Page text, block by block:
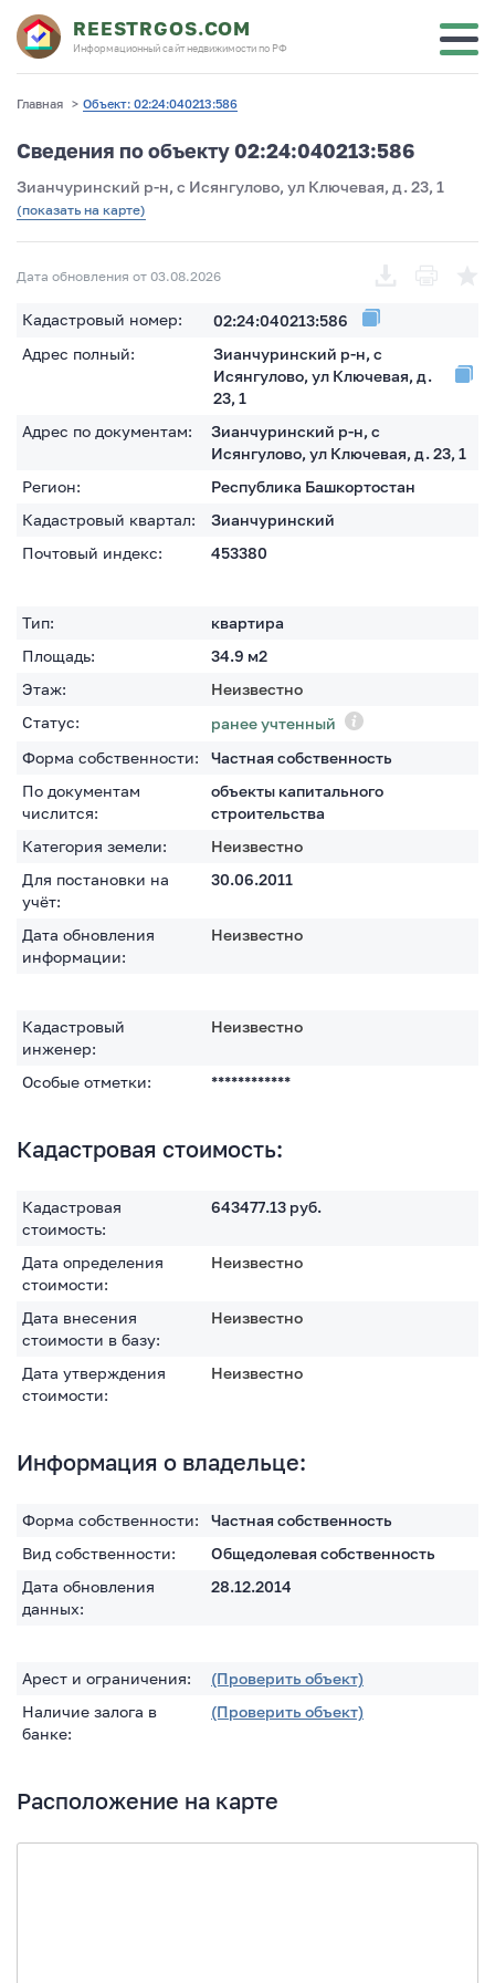
REESTRGOS.COM
Информационный сайт недвижимости по РФ
Главная > Объект: 02:24:040213:586
Сведения по объекту 02:24:040213:586
Зианчуринский р-н, с Исянгулово, ул Ключевая, д. 23, 1
(показать на карте)
Дата обновления от 03.08.2026
Кадастровый номер:
02:24:040213:586
Адрес полный:
Зианчуринский р-н, с
Исянгулово, ул Ключевая, д.
23, 1
Адрес по документам:
Зианчуринский р-н, с
Исянгулово, ул Ключевая, д. 23, 1
Регион:
Республика Башкортостан
Кадастровый квартал:
Зианчуринский
Почтовый индекс:
453380
Тип:
квартира
Площадь:
34.9 м2
Этаж:
Неизвестно
Статус:
ранее учтенный
Форма собственности:
Частная собственность
По документам
числится:
объекты капитального
строительства
Категория земели:
Неизвестно
Для постановки на
учёт:
30.06.2011
Дата обновления
информации:
Неизвестно
Кадастровый
инженер:
Неизвестно
Особые отметки: ************
Кадастровая стоимость:
Кадастровая
стоимость:
643477.13 руб.
Дата определения
стоимости:
Неизвестно
Дата внесения
стоимости в базу:
Неизвестно
Дата утверждения
стоимости:
Неизвестно
Информация о владельце:
Форма собственности:
Частная собственность
Вид собственности:
Общедолевая собственность
Дата обновления
данных:
28.12.2014
Арест и ограничения:
(Проверить объект)
Наличие залога в
банке:
(Проверить объект)
Расположение на карте